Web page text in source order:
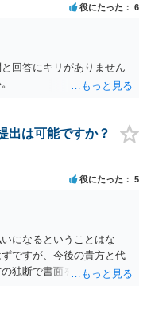
役にたった 6
回答にキリがありません
出は可能ですか？
役にたった 5
になるということはな
ですが、今後の貴方と代
独断で書面を提出したり
、弁護士として提出の実